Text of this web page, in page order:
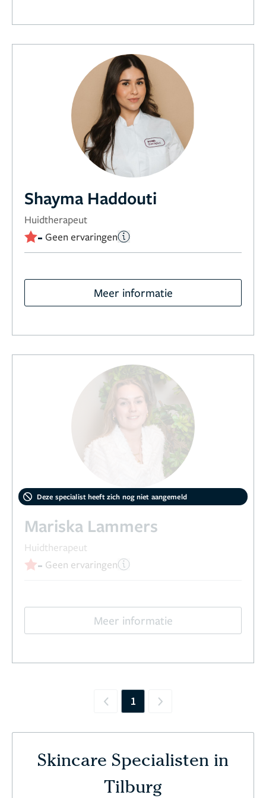
Shayma Haddouti
Huidtherapeut
- Geen ervaringen
Meer informatie
Deze specialist heeft zich nog niet aangemeld
Mariska Lammers
Huidtherapeut
- Geen ervaringen
Meer informatie
Previous
1 Next
Skincare Specialisten in
Tilburg